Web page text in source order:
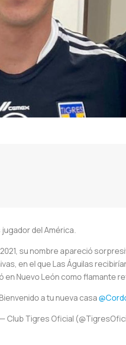
del América.
su nombre apareció
en el que Las Águilas
en Nuevo León como flamante
a tu nueva casa
— Club Tigres Oficial